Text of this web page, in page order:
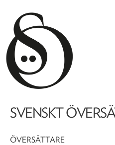
SVENSKT
ÖVERSÄTTARE